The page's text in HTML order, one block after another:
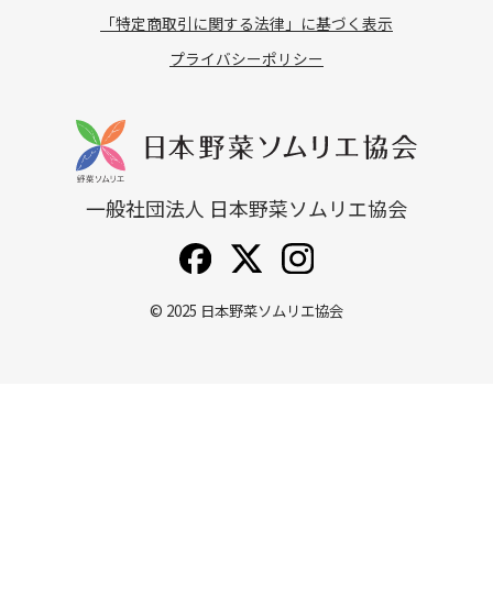
「特定商取引に関する法律」に基づく表示
プライバシーポリシー
一般社団法人 日本野菜ソムリエ協会
© 2025 日本野菜ソムリエ協会